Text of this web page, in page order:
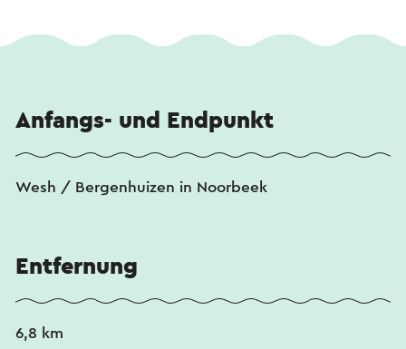
Anfangs- und Endpunkt
Wesh / Bergenhuizen in Noorbeek
Entfernung
6,8 km